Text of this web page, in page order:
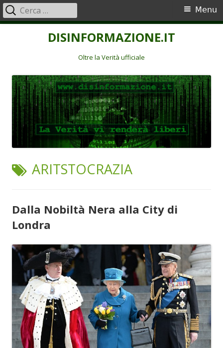
DISINFORMAZIONE.IT
Oltre la Verità ufficiale
Menu
principale
Menu
Ricerca
per:
TAG:
ARITSTOCRAZIA
Dalla Nobiltà Nera alla City di
Londra